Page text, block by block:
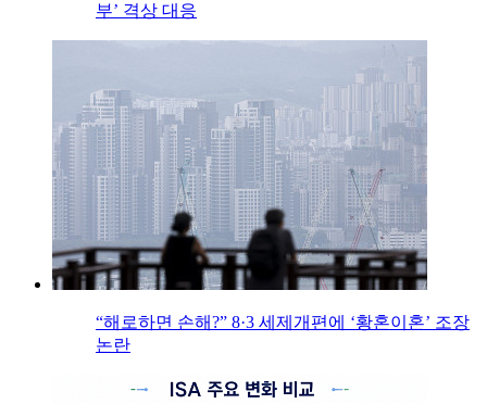
부’ 격상 대응
“해로하면 손해?” 8·3 세제개편에 ‘황혼이혼’ 조장
논란